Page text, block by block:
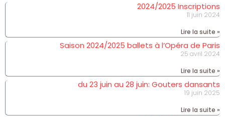
2024/2025 Inscriptions
11 juin 2024
Lire la suite »
Saison 2024/2025 ballets à l’Opéra de Paris
25 avril 2024
Lire la suite »
du 23 juin au 28 juin: Gouters dansants
19 juin 2025
Lire la suite »